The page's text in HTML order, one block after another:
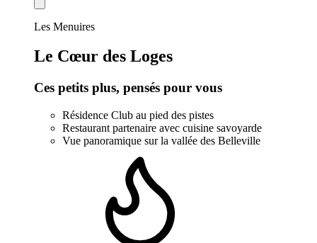
establishment.station_label:
Les Menuires
Le Cœur des Loges
Ces petits plus, pensés pour vous
Résidence Club au pied des pistes
Restaurant partenaire avec cuisine savoyarde
Vue panoramique sur la vallée des Belleville